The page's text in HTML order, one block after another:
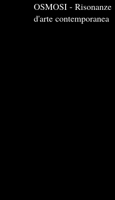
OSMOSI - Risonanze
d'arte contemporanea